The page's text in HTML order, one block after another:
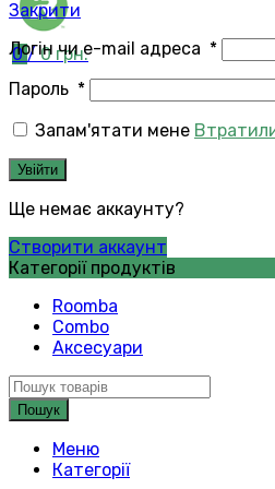
0/ 0 грн.
Закрити
Логін чи e-mail адреса *
Пароль *
Запам'ятати мене
Увійти
Ще немає аккаунту?
Створити аккаунт
Категорії продуктів
Roomba
Combo
Аксесуари
Пошук
Меню
Категорії